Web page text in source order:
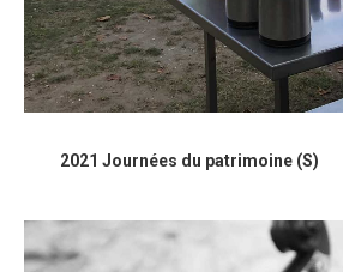
2021 Journées du patrimoine (S)